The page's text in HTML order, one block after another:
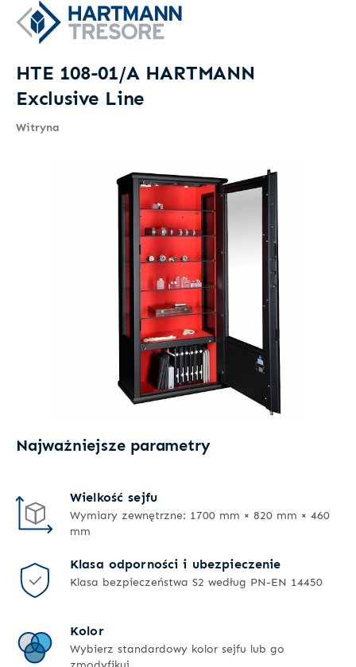
HTE 108-01/A HARTMANN
Exclusive Line
Witryna
Najważniejsze parametry
Wielkość sejfu
Wymiary zewnętrzne: 1700 mm × 820 mm × 460
mm
Klasa odporności i ubezpieczenie
Klasa bezpieczeństwa S2 według PN-EN 14450
Kolor
Wybierz standardowy kolor sejfu lub go
zmodyfikuj